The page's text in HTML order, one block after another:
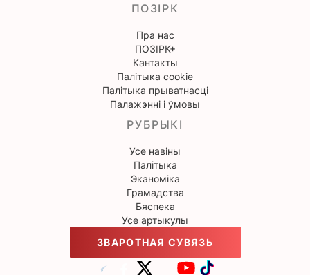
ПОЗІРК
Пра нас
ПОЗІРК+
Кантакты
Палітыка cookie
Палітыка прыватнасці
Палажэнні і ўмовы
РУБРЫКІ
Усе навіны
Палітыка
Эканоміка
Грамадства
Бяспека
Усе артыкулы
ЗВАРОТНАЯ СУВЯЗЬ